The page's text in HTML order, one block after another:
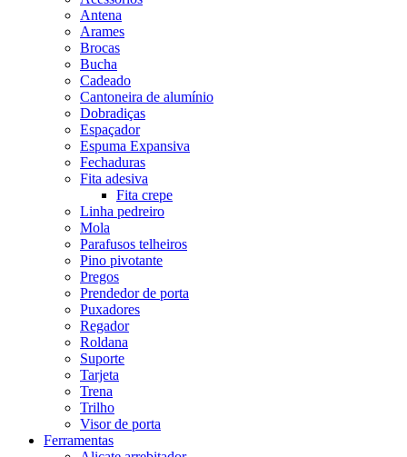
Antena
Arames
Brocas
Bucha
Cadeado
Cantoneira de alumínio
Dobradiças
Espaçador
Espuma Expansiva
Fechaduras
Fita adesiva
Fita crepe
Linha pedreiro
Mola
Parafusos telheiros
Pino pivotante
Pregos
Prendedor de porta
Puxadores
Regador
Roldana
Suporte
Tarjeta
Trena
Trilho
Visor de porta
Ferramentas